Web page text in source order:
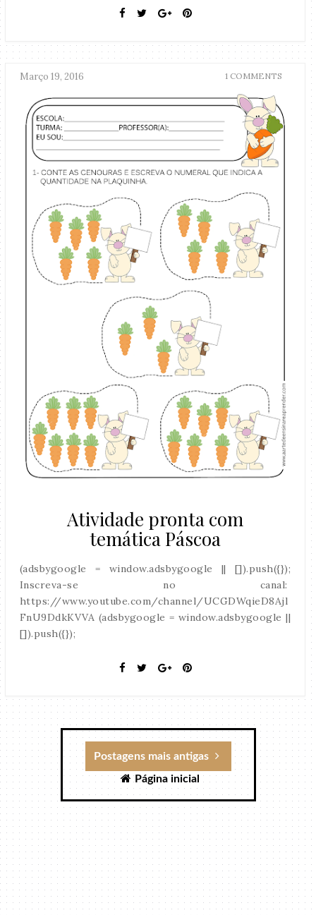
Março 19, 2016 1 COMMENTS
Atividade pronta com
temática Páscoa
(adsbygoogle = window.adsbygoogle || []).push({});
Inscreva-se no canal:
https://www.youtube.com/channel/UCGDWqieD8Ajl
FnU9DdkKVVA (adsbygoogle = window.adsbygoogle ||
[]).push({});
Postagens mais antigas
Página inicial